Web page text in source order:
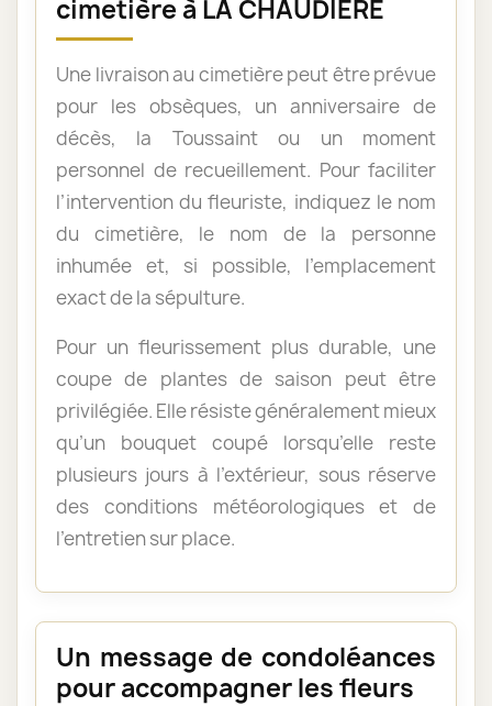
cimetière à LA CHAUDIÈRE
Une livraison au cimetière peut être prévue
pour les obsèques, un anniversaire de
décès, la Toussaint ou un moment
personnel de recueillement. Pour faciliter
l’intervention du fleuriste, indiquez le nom
du cimetière, le nom de la personne
inhumée et, si possible, l’emplacement
exact de la sépulture.
Pour un fleurissement plus durable, une
coupe de plantes de saison peut être
privilégiée. Elle résiste généralement mieux
qu’un bouquet coupé lorsqu’elle reste
plusieurs jours à l’extérieur, sous réserve
des conditions météorologiques et de
l’entretien sur place.
Un message de condoléances
pour accompagner les fleurs